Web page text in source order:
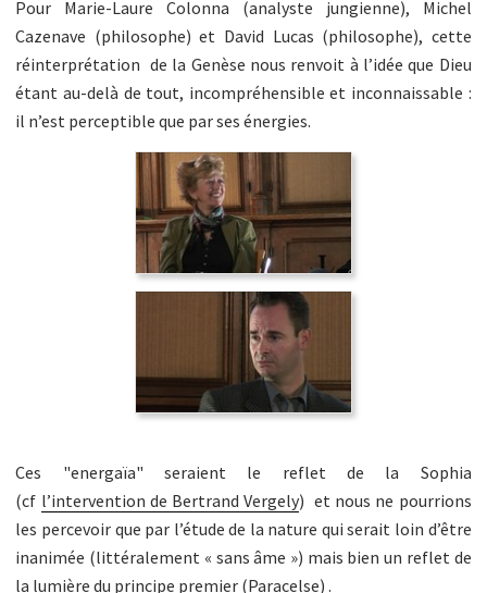
Pour Marie-Laure Colonna (analyste jungienne), Michel
Cazenave (philosophe) et David Lucas (philosophe), cette
réinterprétation de la Genèse nous renvoit à l’idée que Dieu
étant au-delà de tout, incompréhensible et inconnaissable :
il n’est perceptible que par ses énergies.
Ces "energaïa" seraient le reflet de la Sophia
(cf l’intervention de Bertrand Vergely) et nous ne pourrions
les percevoir que par l’étude de la nature qui serait loin d’être
inanimée (littéralement « sans âme ») mais bien un reflet de
la lumière du principe premier (Paracelse) .